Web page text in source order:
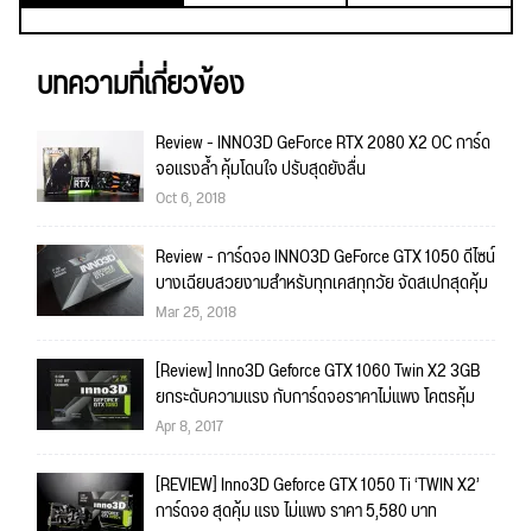
บทความที่เกี่ยวข้อง
Review - INNO3D GeForce RTX 2080 X2 OC การ์ด
จอแรงล้ำ คุ้มโดนใจ ปรับสุดยังลื่น
Oct 6, 2018
Review - การ์ดจอ INNO3D GeForce GTX 1050 ดีไซน์
บางเฉียบสวยงามสำหรับทุกเคสทุกวัย จัดสเปกสุดคุ้ม
Mar 25, 2018
[Review] Inno3D Geforce GTX 1060 Twin X2 3GB
ยกระดับความแรง กับการ์ดจอราคาไม่แพง โคตรคุ้ม
Apr 8, 2017
[REVIEW] Inno3D Geforce GTX 1050 Ti ‘TWIN X2’
การ์ดจอ สุดคุ้ม แรง ไม่แพง ราคา 5,580 บาท